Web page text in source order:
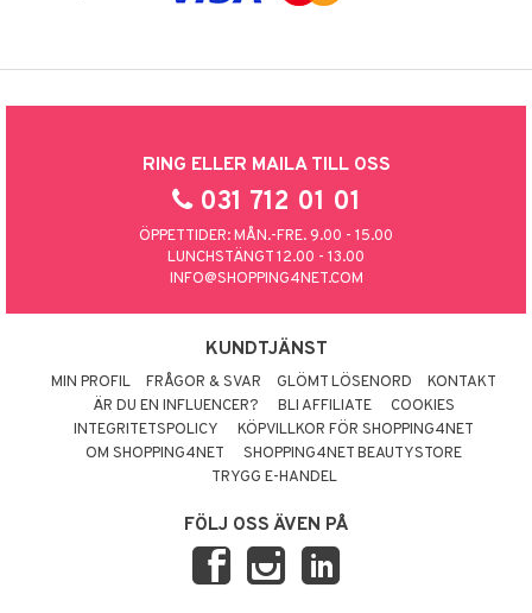
RING ELLER MAILA TILL OSS
031 712 01 01
ÖPPETTIDER: MÅN.-FRE. 9.00 - 15.00
LUNCHSTÄNGT 12.00 - 13.00
INFO@SHOPPING4NET.COM
KUNDTJÄNST
MIN PROFIL FRÅGOR & SVAR GLÖMT LÖSENORD
KONTAKT
ÄR DU EN INFLUENCER?
BLI AFFILIATE
COOKIES
INTEGRITETSPOLICY
KÖPVILLKOR FÖR SHOPPING4NET
OM SHOPPING4NET
SHOPPING4NET BEAUTYSTORE
TRYGG E-HANDEL
FÖLJ OSS ÄVEN PÅ